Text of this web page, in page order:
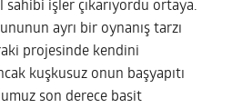
işler çıkarıyordu ortaya.
ayrı bir oynanış tarzı
projesinde kendini
kuşkusuz onun başyapıtı
son derece basit